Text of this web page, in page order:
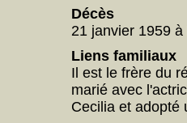
Décès
21 janvier 1959
Liens familiaux
Il est le frère du
marié avec
Cecilia et adopté